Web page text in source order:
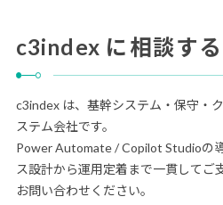
c3index に相談する
c3index は、基幹システム・保守・
ステム会社です。
Power Automate / Copilot Studioの
ス設計から運用定着まで一貫してご
お問い合わせください。